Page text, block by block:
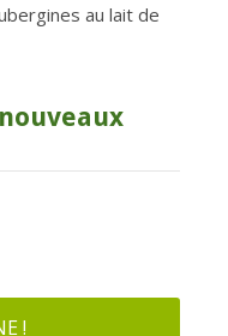
au lait de